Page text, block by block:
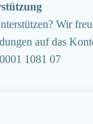
Wir
auf das
1081 07